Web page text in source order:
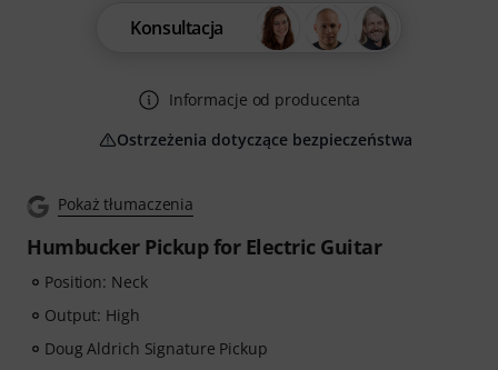
Pokaż tłumaczenia
Humbucker Pickup for Electric Guitar
Position: Neck
Output: High
Doug Aldrich Signature Pickup
Konsultacja
Informacje od producenta
Ostrzeżenia dotyczące bezpieczeństwa